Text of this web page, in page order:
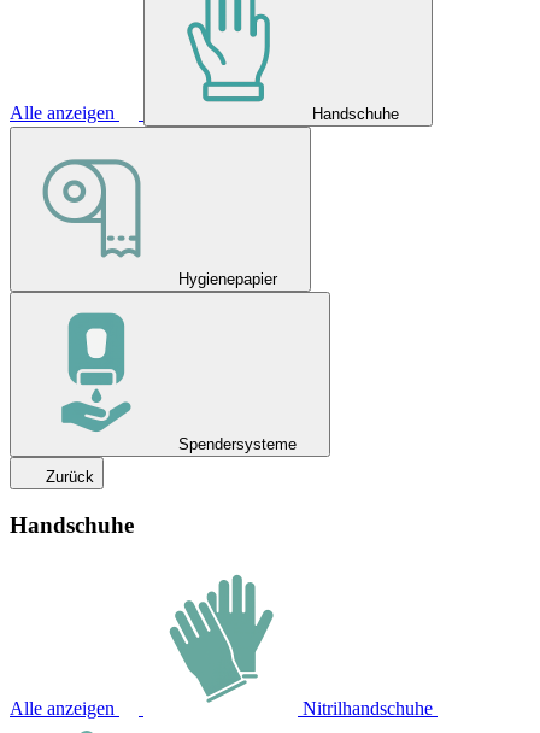
Alle anzeigen Handschuhe
Hygienepapier
Spendersysteme
Zurück
Handschuhe
Alle anzeigen Nitrilhandschuhe